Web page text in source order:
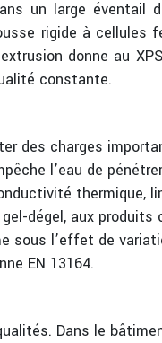
un large
rigide à
donne au
constante.
des charges
l’eau de
dégel, aux
sous l’effet de
EN 13164.
Dans le